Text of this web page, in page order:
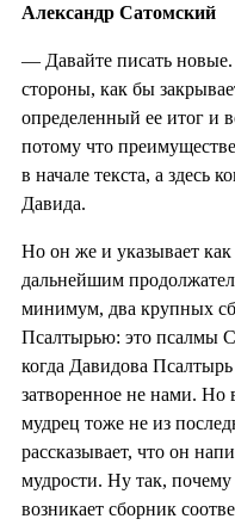
Александр Сатомский
— Давайте писать
стороны, как бы
определенный ее итог и
потому что
в начале текста, а здесь
Давида.
Но он же и указывает как
дальнейшим
минимум, два крупных
Псалтырью: это псалмы
когда Давидова
затворенное не нами.
мудрец тоже не из
рассказывает, что он
мудрости. Ну так,
возникает сборник